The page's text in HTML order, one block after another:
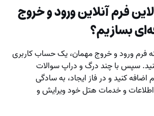
فرم آنلاین ورود و خروج
بسازیم؟
فرم ورود و خروج مهمان، یک حساب کاربری
سپس با چند درگ و دراپ سوالات
اضافه کنید و در فاز ایجاد، به سادگی
و خدمات هتل خود ویرایش و